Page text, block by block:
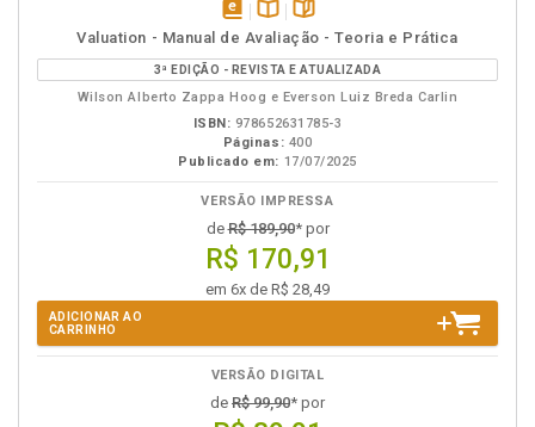
disponível
em
eBook
Disponível
na
B.V.
páginas
Valuation - Manual de Avaliação - Teoria e Prática
3ª EDIÇÃO - REVISTA E ATUALIZADA
Wilson Alberto Zappa Hoog e Everson Luiz Breda Carlin
ISBN: 978652631785-3
Páginas: 400
Publicado em: 17/07/2025
VERSÃO IMPRESSA
deR$ 189,90* por
R$ 170,91
em 6x de R$ 28,49
ADICIONAR AO
CARRINHO
VERSÃO DIGITAL
de R$ 99,90* por